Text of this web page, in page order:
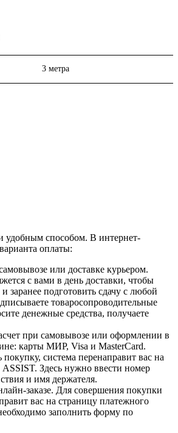
3 метра
удобным способом. В интернет-
оплаты:
или доставке курьером.
с вами в день доставки, чтобы
заранее подготовить сдачу с любой
товаросопроводительные
денежные средства, получаете
при самовывозе или оформлении в
карты МИР, Visa и MasterCard.
система перенаправит вас на
ASSIST. Здесь нужно ввести номер
и имя держателя.
заказе. Для совершения покупки
вас на страницу платежного
заполнить форму по